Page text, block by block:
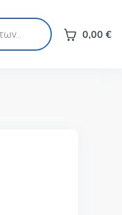
0,00 €